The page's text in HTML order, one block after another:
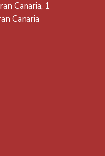
Canaria, 1
Canaria